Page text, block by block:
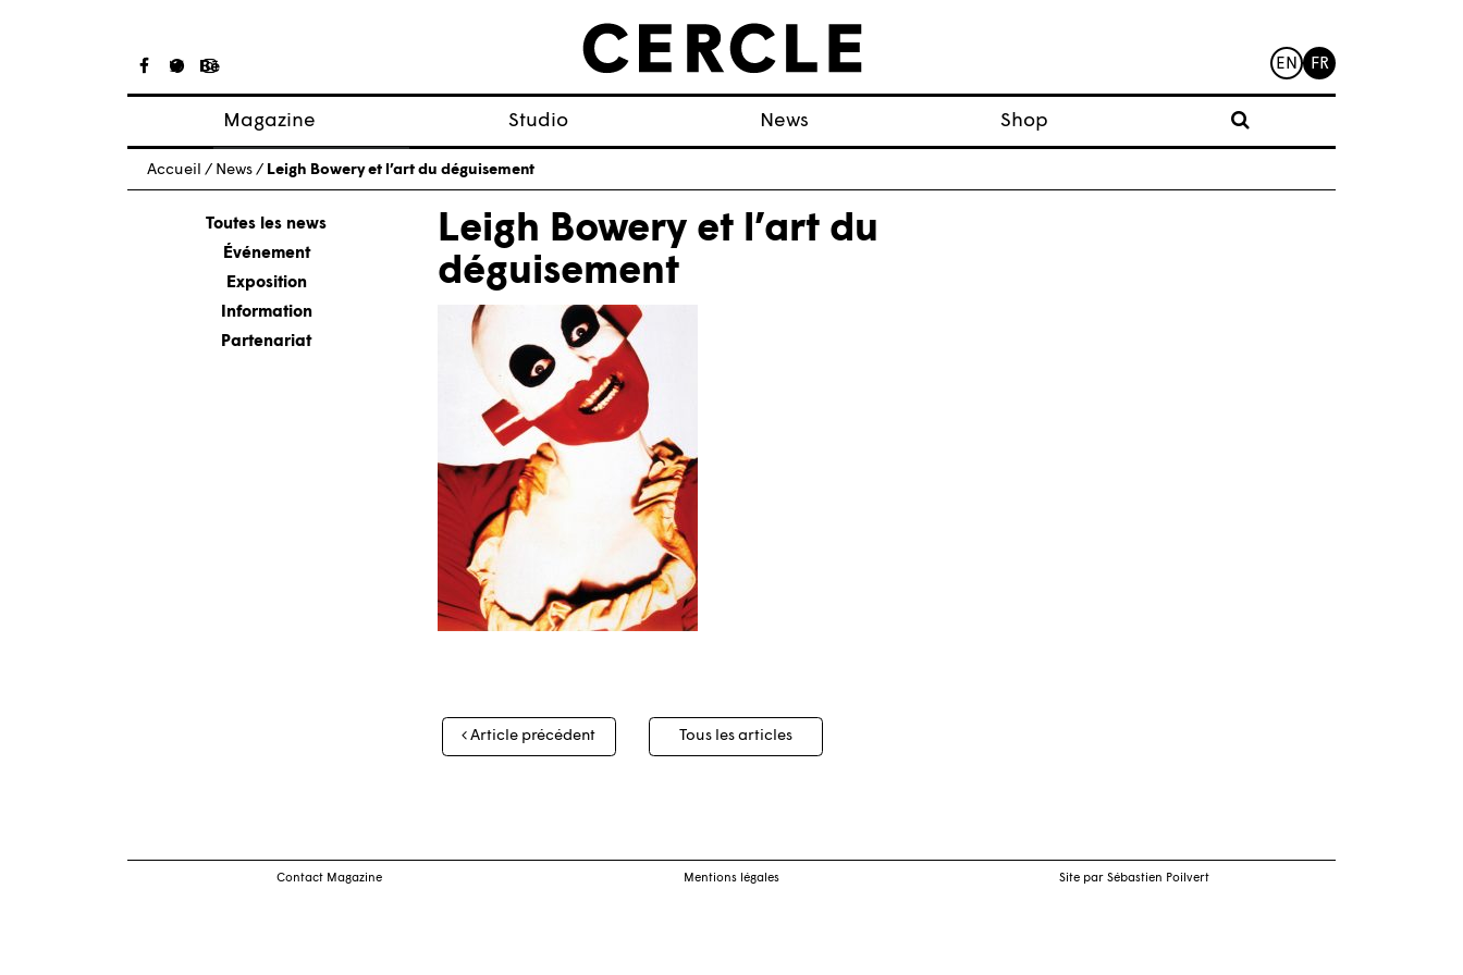
EN FR
Magazine
Articles
À propos
Numéros
Studio News Shop
Accueil / News / Leigh Bowery et l’art du déguisement
Toutes les news
Événement
Exposition
Information
Partenariat
Leigh Bowery et l’art du
déguisement
Navigation
des
Article précédent Tous les articles
Contact Magazine Mentions légales Site par Sébastien Poilvert